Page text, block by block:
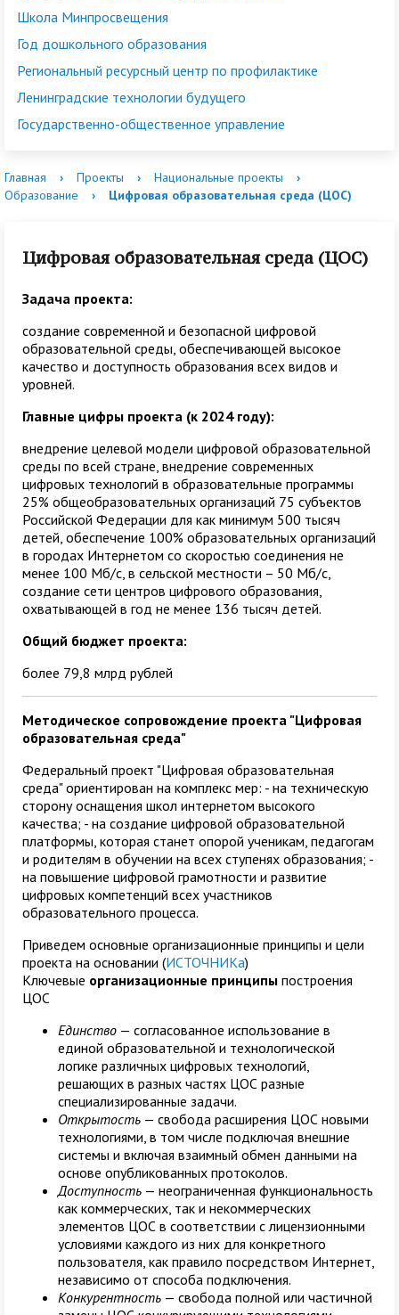
Школа Минпросвещения
Год дошкольного образования
Региональный ресурсный центр по профилактике
Ленинградские технологии будущего
Государственно-общественное управление
Главная › Проекты › Национальные проекты
›
Образование
› Цифровая образовательная среда (ЦОС)
Цифровая образовательная среда (ЦОС)
Задача проекта:
создание современной и безопасной цифровой
образовательной среды, обеспечивающей высокое
качество и доступность образования всех видов и
уровней.
Главные цифры проекта (к 2024 году):
внедрение целевой модели цифровой образовательной
среды по всей стране, внедрение современных
цифровых технологий в образовательные программы
25% общеобразовательных организаций 75 субъектов
Российской Федерации для как минимум 500 тысяч
детей, обеспечение 100% образовательных организаций
в городах Интернетом со скоростью соединения не
менее 100 Мб/с, в сельской местности – 50 Мб/с,
создание сети центров цифрового образования,
охватывающей в год не менее 136 тысяч детей.
Общий бюджет проекта:
более 79,8 млрд рублей
Методическое сопровождение проекта "Цифровая
образовательная среда"
Федеральный проект "Цифровая образовательная
среда" ориентирован на комплекс мер: - на техническую
сторону оснащения школ интернетом высокого
качества; - на создание цифровой образовательной
платформы, которая станет опорой ученикам, педагогам
и родителям в обучении на всех ступенях образования; -
на повышение цифровой грамотности и развитие
цифровых компетенций всех участников
образовательного процесса.
Приведем основные организационные принципы и цели
проекта на основании (ИСТОЧНИКа)
Ключевые организационные принципы построения
ЦОС
Единство — согласованное использование в
единой образовательной и технологической
логике различных цифровых технологий,
решающих в разных частях ЦОС разные
специализированные задачи.
Открытость — свобода расширения ЦОС новыми
технологиями, в том числе подключая внешние
системы и включая взаимный обмен данными на
основе опубликованных протоколов.
Доступность — неограниченная функциональность
как коммерческих, так и некоммерческих
элементов ЦОС в соответствии с лицензионными
условиями каждого из них для конкретного
пользователя, как правило посредством Интернет,
независимо от способа подключения.
Конкурентность — свобода полной или частичной